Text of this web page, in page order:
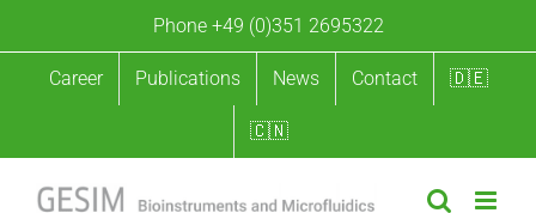
content
Phone +49 (0)351 2695322
Career Publications News Contact 🇩🇪
🇨🇳